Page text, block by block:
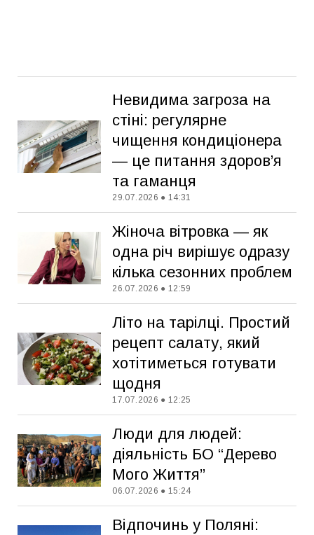
Невидима загроза на
стіні: регулярне
чищення кондиціонера
— це питання здоров’я
та гаманця
29.07.2026 ● 14:31
Жіноча вітровка — як
одна річ вирішує одразу
кілька сезонних проблем
26.07.2026 ● 12:59
Літо на тарілці. Простий
рецепт салату, який
хотітиметься готувати
щодня
17.07.2026 ● 12:25
Люди для людей:
діяльність БО “Дерево
Мого Життя”
06.07.2026 ● 15:24
Відпочинь у Поляні: